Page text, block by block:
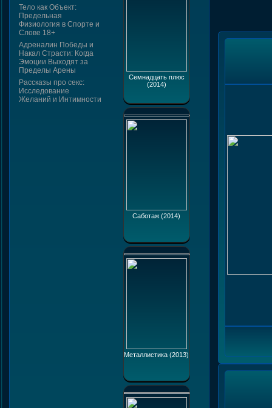
Тело как Объект:
Предельная
Физиология в Спорте и
Слове 18+
Адреналин Победы и
Накал Страсти: Когда
Эмоции Выходят за
Пределы Арены
Рассказы про секс:
Исследование
Желаний и Интимности
Семнадцать плюс
(2014)
Саботаж (2014)
Металлистика (2013)